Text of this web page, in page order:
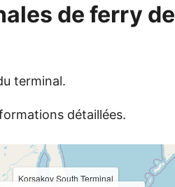
de ferry de
terminal.
détaillées.